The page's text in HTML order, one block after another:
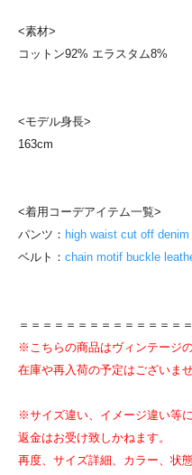
<素材>
コットン92% エラスタム8%
<モデル身長>
163cm
<着用コーデアイテム一覧>
パンツ： high waist cut off
ベルト： chain motif buckle
＝＝＝＝＝＝＝＝＝＝＝＝＝＝
※こちらの商品はヴィンテージの
在庫や再入荷の予定はございま
※サイズ違い、イメージ違い等
返金はお受け致しかねます。
再度、サイズ詳細、カラー、状